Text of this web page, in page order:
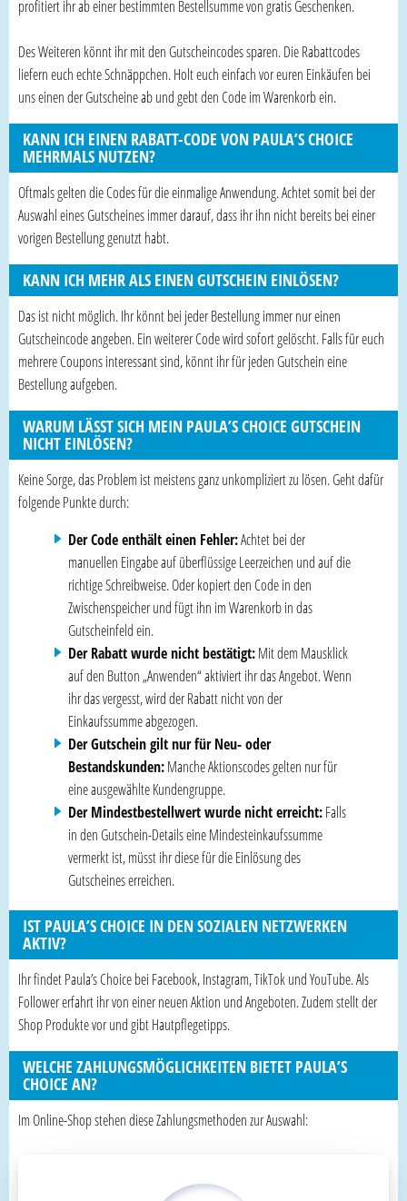
profitiert ihr ab einer bestimmten Bestellsumme von gratis Geschenken.
Des Weiteren könnt ihr mit den Gutscheincodes sparen. Die Rabattcodes
liefern euch echte Schnäppchen. Holt euch einfach vor euren Einkäufen bei
uns einen der Gutscheine ab und gebt den Code im Warenkorb ein.
KANN ICH EINEN RABATT-CODE VON PAULA’S CHOICE
MEHRMALS NUTZEN?
Oftmals gelten die Codes für die einmalige Anwendung. Achtet somit bei der
Auswahl eines Gutscheines immer darauf, dass ihr ihn nicht bereits bei einer
vorigen Bestellung genutzt habt.
KANN ICH MEHR ALS EINEN GUTSCHEIN EINLÖSEN?
Das ist nicht möglich. Ihr könnt bei jeder Bestellung immer nur einen
Gutscheincode angeben. Ein weiterer Code wird sofort gelöscht. Falls für euch
mehrere Coupons interessant sind, könnt ihr für jeden Gutschein eine
Bestellung aufgeben.
WARUM LÄSST SICH MEIN PAULA’S CHOICE GUTSCHEIN
NICHT EINLÖSEN?
Keine Sorge, das Problem ist meistens ganz unkompliziert zu lösen. Geht dafür
folgende Punkte durch:
Der Code enthält einen Fehler:Achtet bei der
manuellen Eingabe auf überflüssige Leerzeichen und auf die
richtige Schreibweise. Oder kopiert den Code in den
Zwischenspeicher und fügt ihn im Warenkorb in das
Gutscheinfeld ein.
Der Rabatt wurde nicht bestätigt:Mit dem Mausklick
auf den Button „Anwenden“ aktiviert ihr das Angebot. Wenn
ihr das vergesst, wird der Rabatt nicht von der
Einkaufssumme abgezogen.
Der Gutschein gilt nur für Neu- oder
Bestandskunden:Manche Aktionscodes gelten nur für
eine ausgewählte Kundengruppe.
Der Mindestbestellwert wurde nicht erreicht:Falls
in den Gutschein-Details eine Mindesteinkaufssumme
vermerkt ist, müsst ihr diese für die Einlösung des
Gutscheines erreichen.
IST PAULA’S CHOICE IN DEN SOZIALEN NETZWERKEN
AKTIV?
Ihr findet Paula’s Choice bei Facebook, Instagram, TikTok und YouTube. Als
Follower erfahrt ihr von einer neuen Aktion und Angeboten. Zudem stellt der
Shop Produkte vor und gibt Hautpflegetipps.
WELCHE ZAHLUNGSMÖGLICHKEITEN BIETET PAULA’S
CHOICE AN?
Im Online-Shop stehen diese Zahlungsmethoden zur Auswahl: